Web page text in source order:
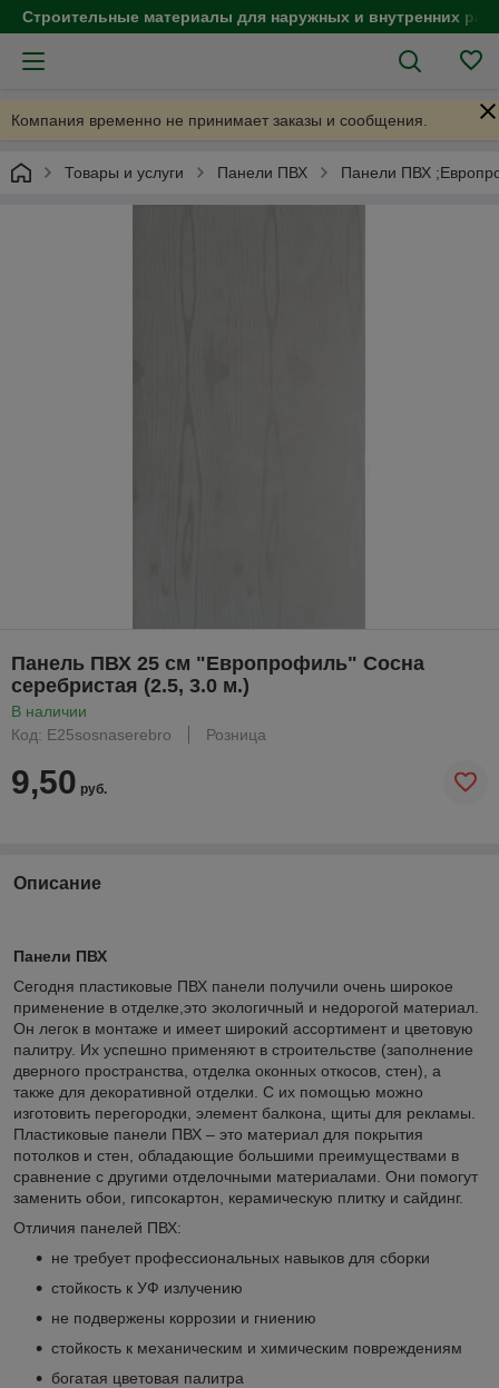
Строительные материалы для наружных и внутренних
Компания временно не принимает заказы и сообщения.
Товары и услуги Панели ПВХ Панели ПВХ
Панель ПВХ 25 см "Европрофиль" Сосна
серебристая (2.5, 3.0 м.)
В наличии
Код: E25sosnaserebro
Розница
9,50 руб.
Описание
Панели ПВХ
Сегодня пластиковые ПВХ панели получили очень широкое
применение в отделке,это экологичный и недорогой материал.
Он легок в монтаже и имеет широкий ассортимент и цветовую
палитру. Их успешно применяют в строительстве (заполнение
дверного пространства, отделка оконных откосов, стен), а
также для декоративной отделки. С их помощью можно
изготовить перегородки, элемент балкона, щиты для рекламы.
Пластиковые панели ПВХ – это материал для покрытия
потолков и стен, обладающие большими преимуществами в
сравнение с другими отделочными материалами. Они помогут
заменить обои, гипсокартон, керамическую плитку и сайдинг.
Отличия панелей ПВХ:
не требует профессиональных навыков для сборки
стойкость к УФ излучению
не подвержены коррозии и гниению
стойкость к механическим и химическим повреждениям
богатая цветовая палитра